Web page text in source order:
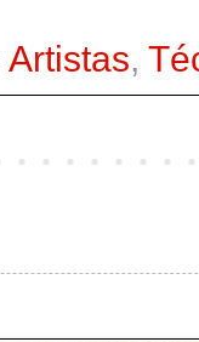
Artistas,